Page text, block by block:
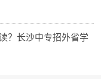
？长沙中专招外省学